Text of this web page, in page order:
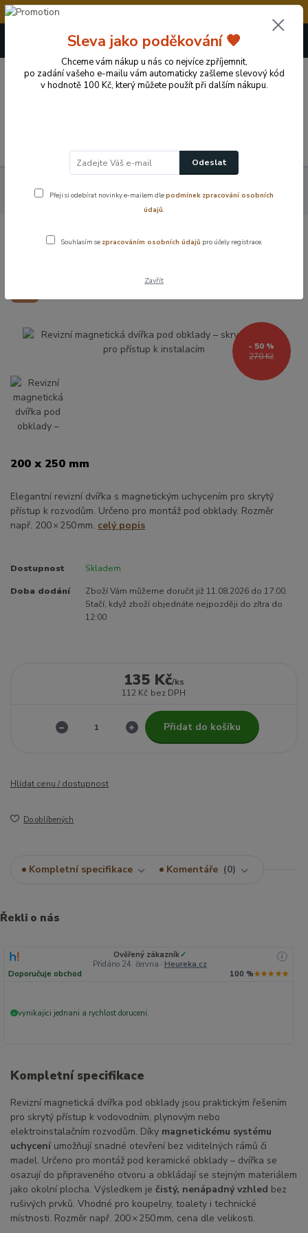
💥Vážení zákazníci, v době od 8.8. - 15.8.2026
+420 724 722 973
(Po-Pá, 09-17 hod.)
0 Kč
skryté řešení pro přístup k instalacím
Revizní magnetická dvířka pod obklady
270 Kč
- 50 %
200 x 250 mm
Elegantní revizní dvířka s magnetickým uchycením pro skrytý
přístup k rozvodům. Určeno pro montáž pod obklady. Rozměr
např. 200 × 250 mm. celý popis
Dostupnost Skladem
Doba dodání
Zboží Vám můžeme doručit již 11.08.2026 do 17:00.
Stačí, když zboží objednáte nejpozději do zítra do
12:00
135 Kč/ks
112 Kč bez DPH
Přidat do košíku
Hlídat cenu / dostupnost
Do oblíbených
Kompletní specifikace Komentáře 0
Řekli o nás
Ověřený zákazník ✓
Přidáno 24. června · Heureka.cz
i
Doporučuje obchod 100 %★★★★★
+ vynikajici jednani a rychlost doruceni.
Kompletní specifikace
Revizní magnetická dvířka pod obklady jsou praktickým řešením
pro skrytý přístup k vodovodním, plynovým nebo
elektroinstalačním rozvodům. Díky magnetickému systému
uchycení umožňují snadné otevření bez viditelných rámů či
madel. Určeno pro montáž pod keramické obklady – dvířka se
osazují do připraveného otvoru a obkládají se stejným materiálem
jako okolní plocha. Výsledkem je čistý, nenápadný vzhled bez
rušivých prvků. Vhodné pro koupelny, toalety i technické
místnosti. Rozměr např. 200 × 250 mm, cena dle velikosti.
Sleva jako poděkování 🧡
Chceme vám nákup u nás co nejvíce zpříjemnit,
po zadání vašeho e-mailu vám automaticky zašleme slevový kód
v hodnotě 100 Kč, který můžete použít při dalším nákupu.
Odeslat
Přeji si odebírat novinky e-mailem dlepodmínek zpracování osobních
údajů.
Souhlasím se zpracováním osobních údajů pro účely registrace.
Zavřít